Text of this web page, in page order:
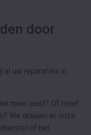
door
al uw reparaties in
meer past? Of moet
We draaien er onze
of het